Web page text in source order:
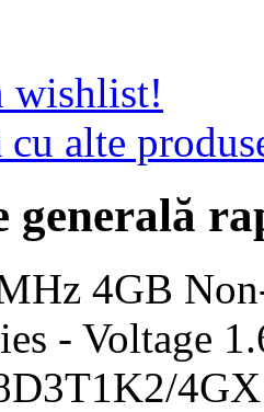
wishlist!
cu alte
generală
4GB
- Voltage
4GX